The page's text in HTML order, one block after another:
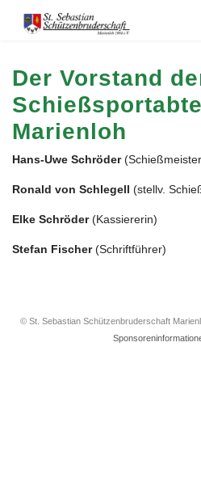
Der Vorstand
Marienloh
Hans-Uwe Schröder
Ronald von Schlegell (stellv.
Elke Schröder(Kassiererin)
Stefan Fischer(Schriftführer)
© St. Sebastian Schützenbruderschaft